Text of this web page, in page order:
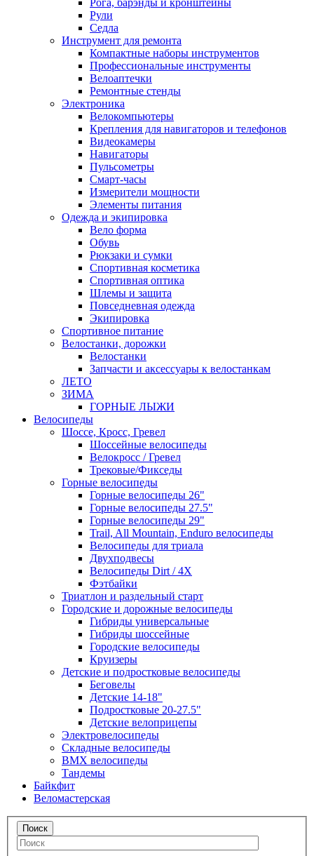
Рули
Седла
Инструмент для ремонта
Компактные наборы инструментов
Профессиональные инструменты
Велоаптечки
Ремонтные стенды
Электроника
Велокомпьютеры
Крепления для навигаторов и телефонов
Видеокамеры
Навигаторы
Пульсометры
Смарт-часы
Измерители мощности
Элементы питания
Одежда и экипировка
Вело форма
Обувь
Рюкзаки и сумки
Спортивная косметика
Спортивная оптика
Шлемы и защита
Повседневная одежда
Экипировка
Спортивное питание
Велостанки, дорожки
Велостанки
Запчасти и аксессуары к велостанкам
ЛЕТО
ЗИМА
ГОРНЫЕ ЛЫЖИ
Велосипеды
Шоссе, Кросс, Гревел
Шоссейные велосипеды
Велокросс / Гревел
Трековые/Фикседы
Горные велосипеды
Горные велосипеды 26"
Горные велосипеды 27.5"
Горные велосипеды 29"
Trail, All Mountain, Enduro велосипеды
Велосипеды для триала
Двухподвесы
Велосипеды Dirt / 4X
Фэтбайки
Триатлон и раздельный старт
Городские и дорожные велосипеды
Гибриды универсальные
Гибриды шоссейные
Городские велосипеды
Круизеры
Детские и подростковые велосипеды
Беговелы
Детские 14-18"
Подростковые 20-27.5"
Детские велоприцепы
Электровелосипеды
Складные велосипеды
BMX велосипеды
Тандемы
Байкфит
Веломастерская